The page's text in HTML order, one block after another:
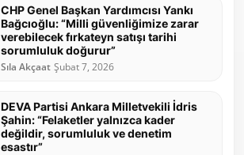
CHP Genel Başkan Yardımcısı Yankı
Bağcıoğlu: “Milli güvenliğimize zarar
verebilecek fırkateyn satışı tarihi
sorumluluk doğurur”
Sıla Akçaat Şubat 7, 2026
DEVA Partisi Ankara Milletvekili İdris
Şahin: “Felaketler yalnızca kader
değildir, sorumluluk ve denetim
esastır”